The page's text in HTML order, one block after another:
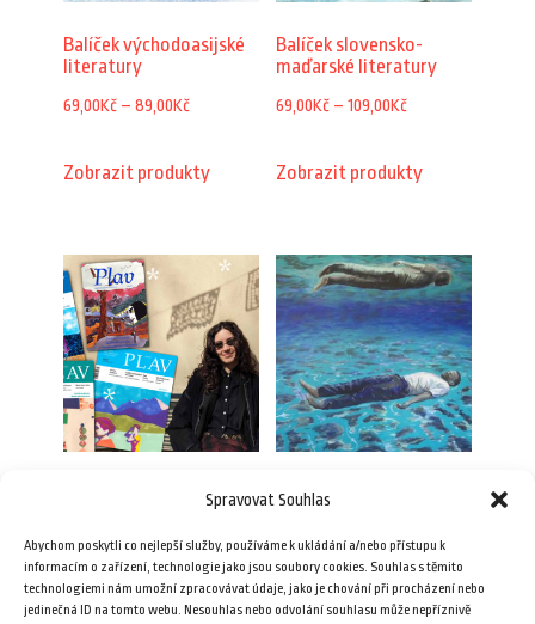
Spravovat Souhlas
Abychom poskytli co nejlepší služby, používáme k ukládání a/nebo přístupu k
informacím o zařízení, technologie jako jsou soubory cookies. Souhlas s těmito
technologiemi nám umožní zpracovávat údaje, jako je chování při procházení nebo
jedinečná ID na tomto webu. Nesouhlas nebo odvolání souhlasu může nepříznivě
Balíček východoasijské
literatury
69,00Kč – 89,00KčRozpětí
69,00Kč
Zobrazit produkty
Balíček slovensko-
maďarské literatury
69,00Kč – 109,00KčRozpětí
69,00Kč
Zobrazit produkty
Adventní balíček: Druhý
340,00Kč
Tento
Balíček jihoafrické
289,00Kč